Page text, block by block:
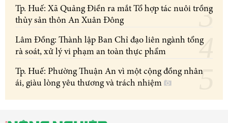
Tp. Huế: Xã Quảng Điền ra mắt Tổ hợp tác nuôi trồng
thủy sản thôn An Xuân Đông
Lâm Đồng: Thành lập Ban Chỉ đạo liên ngành tổng
rà soát, xử lý vi phạm an toàn thực phẩm
Tp. Huế: Phường Thuận An vì một cộng đồng nhân
ái, giàu lòng yêu thương và trách nhiệm